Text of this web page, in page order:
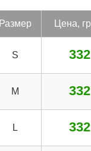
Раз­мер Цена,
S 332
M 332
L 332